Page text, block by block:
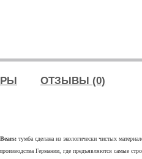
ОТЗЫВЫ (0)
тумба сделана из экологически чистых
Германии, где предъявляются самые